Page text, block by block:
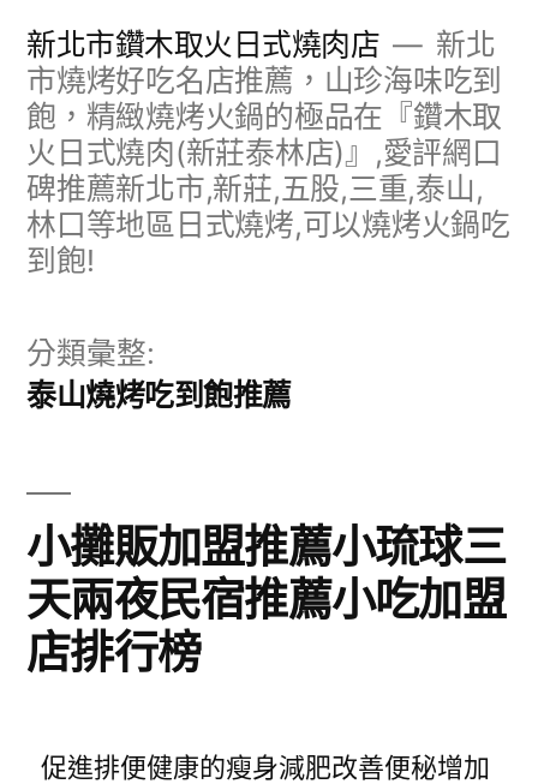
新北市鑽木取火日式燒肉店
新北
市燒烤好吃名店推薦，山珍海味吃到
飽，精緻燒烤火鍋的極品在『鑽木取
火日式燒肉(新莊泰林店)』,愛評網口
碑推薦新北市,新莊,五股,三重,泰山,
林口等地區日式燒烤,可以燒烤火鍋吃
到飽!
分類彙整:
泰山燒烤吃到飽推薦
小攤販加盟推薦小琉球三
天兩夜民宿推薦小吃加盟
店排行榜
促進排便健康的瘦身減肥改善便秘增加